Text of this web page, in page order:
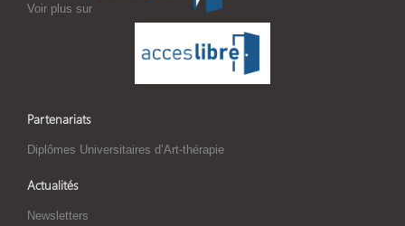
Voir plus sur
Partenariats
Diplômes Universitaires d’Art-thérapie
Actualités
Newsletters